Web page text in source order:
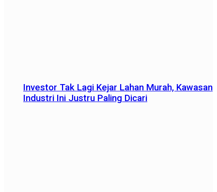
Investor Tak Lagi Kejar Lahan Murah, Kawasan
Industri Ini Justru Paling Dicari